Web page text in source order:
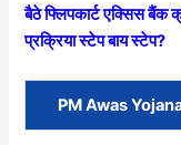
बैठे फ्लिपकार्ट एक्सिस बैंक
प्रक्रिया स्टेप बाय स्टेप?
PM Awas